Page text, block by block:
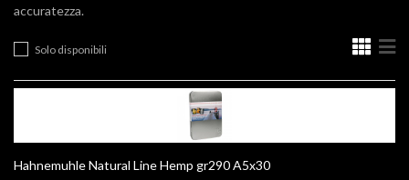
accuratezza.
Solo disponibili
Hahnemuhle Natural Line Hemp gr290 A5x30